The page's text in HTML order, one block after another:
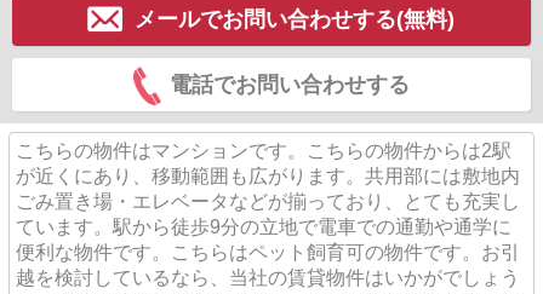
メールでお問い合わせする(無料)
電話でお問い合わせする
こちらの物件はマンションです。こちらの物件からは2駅
が近くにあり、移動範囲も広がります。共用部には敷地内
ごみ置き場・エレベータなどが揃っており、とても充実し
ています。駅から徒歩9分の立地で電車での通勤や通学に
便利な物件です。こちらはペット飼育可の物件です。お引
越を検討しているなら、当社の賃貸物件はいかがでしょう